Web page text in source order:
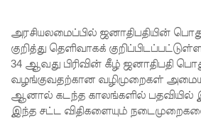
ள்
பாதுகாப்
பாக மீட்பு
ஊழல்
அரசியலமைப்பில் ஜனாதிபதியின்
குறித்து தெளிவாகக்
34 ஆவது பிரிவின் கீழ் ஜனாதிபதி
வழங்குவதற்கான வழிமுறைகள்
ஆனால் கடந்த காலங்களில் பதவியில்
இந்த சட்ட விதிகளையும்